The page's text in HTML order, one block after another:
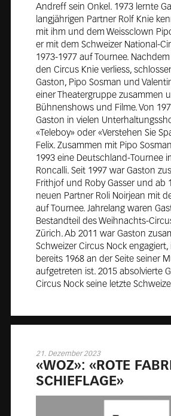
Andreff sein Onkel. 1973 lernte
langjährigen Partner Rolf Knie
mit ihm und dem Weissclown
er mit dem Schweizer National-
1973-1977 auf Tournee.
den Circus Knie verliess,
Gaston, Pipo Sosman und
einer Theatergruppe zusammen
Bühnenshows und Filme. Von
Gaston in vielen
«Teleboy» oder «Verstehen Sie
Felix. Zusammen mit Pipo
1993 eine Deutschland-Tournee
Roncalli. Seit 1997 war Gaston
Frithjof und Roby Gasser und ab
neuen Partner Roli Noirjean mit
auf Tournee. Jahrelang waren
Bestandteil des Weihnachts-
Zürich. Ab 2011 war Gaston
Schweizer Circus Nock
bereits 1968 an der Seite seiner
aufgetreten ist. 2015 absolvierte
Circus Nock seine letzte
21. Dezember 2023
«WOZ»: «RO­TE
SCHIEF­LA­GE»